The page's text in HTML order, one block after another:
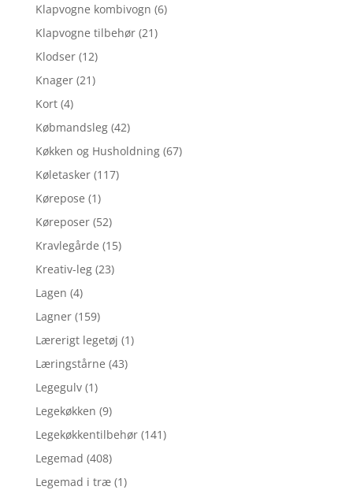
Klapvogne kombivogn (6)
Klapvogne tilbehør (21)
Klodser (12)
Knager (21)
Kort (4)
Købmandsleg (42)
Køkken og Husholdning (67)
Køletasker (117)
Kørepose (1)
Køreposer (52)
Kravlegårde (15)
Kreativ-leg (23)
Lagen (4)
Lagner (159)
Lærerigt legetøj (1)
Læringstårne (43)
Legegulv (1)
Legekøkken (9)
Legekøkkentilbehør (141)
Legemad (408)
Legemad i træ (1)